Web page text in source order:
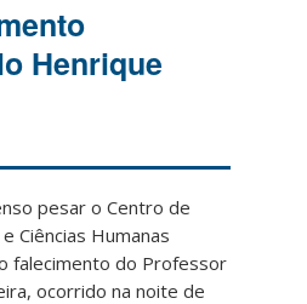
Henrique
pesar o Centro de
Ciências Humanas
falecimento do Professor
ocorrido na noite de